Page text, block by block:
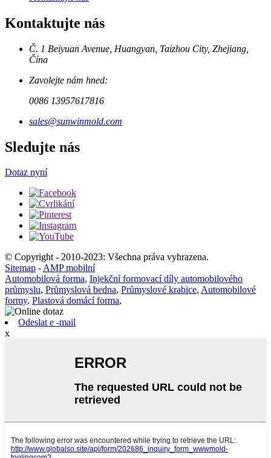
Kontaktujte nás
Č. 1 Beiyuan Avenue, Huangyan, Taizhou City, Zhejiang,
Čína
Zavolejte nám hned:
0086 13957617816
sales@sunwinmold.com
Sledujte nás
Dotaz nyní
© Copyright - 2010-2023: Všechna práva vyhrazena.
Sitemap -AMP mobilní
Automobilová forma, Injekční formovací díly automobilového
průmyslu, Průmyslová bedna, Průmyslové krabice, Automobilové
formy, Plastová domácí forma,
Odeslat e -mail
x